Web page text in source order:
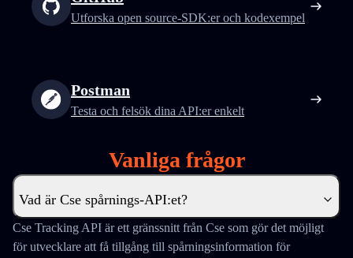
Utforska open source-SDK:er och kodexempel
Postman
Testa och felsök dina API:er enkelt
Vanliga frågor
Vad är Cse spårnings-API:et?
Cse Tracking API är ett gränssnitt från Cse som gör det möjligt
för utvecklare att få tillgång till spårningsinformation för